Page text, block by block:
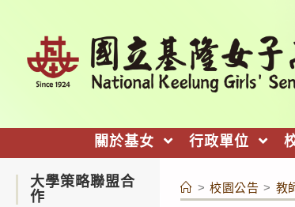
關於基女 行政單位
> 校園公告 > 教
大學策略聯盟合
作